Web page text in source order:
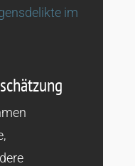
im